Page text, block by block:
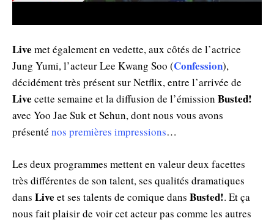
Live met également en vedette, aux côtés de l’actrice
Jung Yumi, l’acteur Lee Kwang Soo (Confession),
décidément très présent sur Netflix, entre l’arrivée de
Live cette semaine et la diffusion de l’émission Busted!
avec Yoo Jae Suk et Sehun, dont nous vous avons
présenté nos premières impressions…
Les deux programmes mettent en valeur deux facettes
très différentes de son talent, ses qualités dramatiques
dans Live et ses talents de comique dans Busted!. Et ça
nous fait plaisir de voir cet acteur pas comme les autres